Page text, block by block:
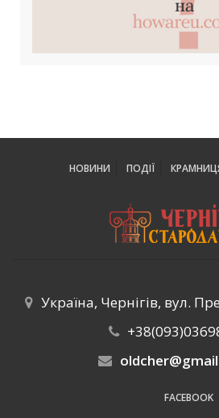
НОВИНИ ПОДІЇ
Україна, Чернігів, вул.
FACEBOOK